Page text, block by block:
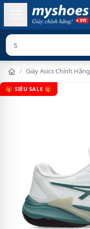
Sản phẩm chí
/ Giày Asics Chính Hãng
🎁 SIÊU SALE 🎁